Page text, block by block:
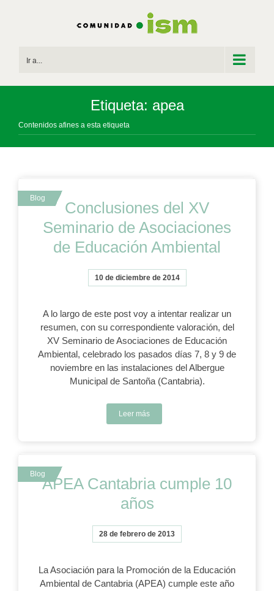
Ir a...
Etiqueta: apea
Contenidos afines a esta etiqueta
Conclusiones del XV
Seminario de Asociaciones
de Educación Ambiental
10 de diciembre de 2014
A lo largo de este post voy a intentar realizar un
resumen, con su correspondiente valoración, del
XV Seminario de Asociaciones de Educación
Ambiental, celebrado los pasados días 7, 8 y 9 de
noviembre en las instalaciones del Albergue
Municipal de Santoña (Cantabria).
Leer más
APEA Cantabria cumple 10
años
28 de febrero de 2013
La Asociación para la Promoción de la Educación
Ambiental de Cantabria (APEA) cumple este año